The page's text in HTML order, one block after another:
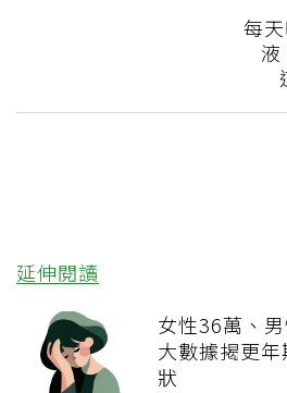
每
延伸閱讀
女性36萬、
大數據揭更
狀